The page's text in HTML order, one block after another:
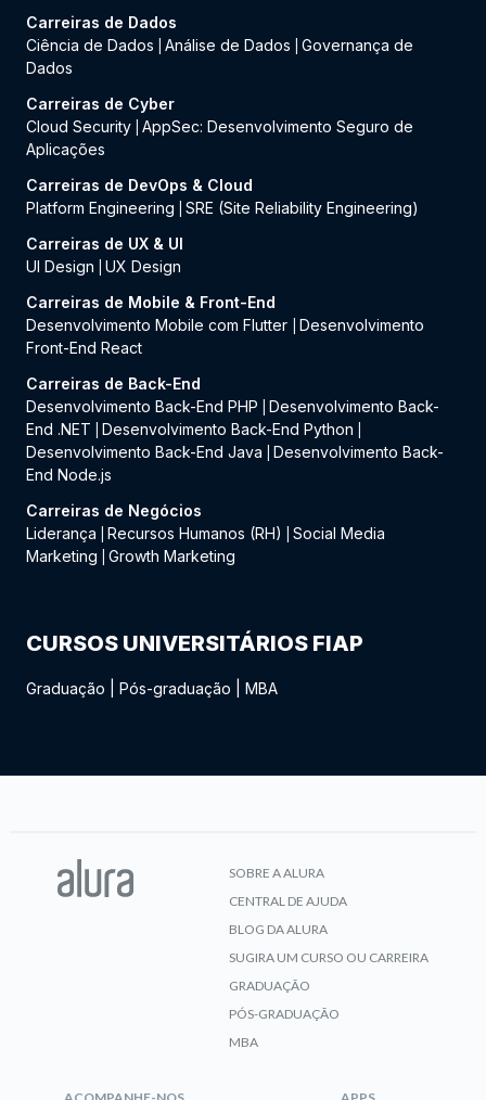
Carreiras de Dados
Ciência de Dados
Análise de Dados
Governança de
Dados
Carreiras de Cyber
Cloud Security AppSec: Desenvolvimento Seguro de
Aplicações
Carreiras de DevOps & Cloud
Platform Engineering
SRE (Site Reliability Engineering)
Carreiras de UX & UI
UI Design
UX Design
Carreiras de Mobile & Front-End
Desenvolvimento Mobile com Flutter
Desenvolvimento
Front-End React
Carreiras de Back-End
Desenvolvimento Back-End PHP
Desenvolvimento Back-
End .NET
Desenvolvimento Back-End Python
Desenvolvimento Back-End Java
Desenvolvimento Back-
End Node.js
Carreiras de Negócios
Liderança
Recursos Humanos (RH)
Social Media
Marketing
Growth Marketing
CURSOS UNIVERSITÁRIOS FIAP
Graduação Pós-graduação MBA
SOBRE A ALURA
CENTRAL DE AJUDA
BLOG DA ALURA
SUGIRA UM CURSO OU CARREIRA
GRADUAÇÃO
PÓS-GRADUAÇÃO
MBA